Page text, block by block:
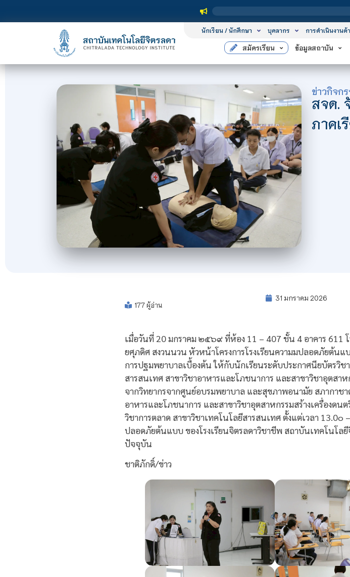
นักเรียน / นักศึกษา บุคลากร การดำเนินงาน
สมัครเรียน ข้อมูลสถาบัน
ข่าวกิจก
สจด.
ภาคเ
177 ผู้อ่าน
31 มกราคม 2026
เมื่อวันที่ 20 มกราคม ๒๕๖๙ ที่ห้อง 11 – 407 ชั้น 4 อาคาร 611
ยศุภดิศ สงวนนวน หัวหน้าโครงการโรงเรียนความมปลอดภัยต้น
การปฐมพยาบาลเบื้องต้น ให้กับนักเรียนระดับประกาศนียบัตรวิ
สารสนเทศ สาขาวิชาอาหารและโภชนาการ และสาขาวิชาอุตสา
จากวิทยากรจากศูนย์อบรมพยาบาล และสุขภาพอนามัย สภากาช
อาหารและโภชนาการ และสาขาวิชาอุตสาหกรรมสร้างเครื่องด
วิชาการตลาด สาขาวิชาเทคโนโลยีสารสนเทศ ตั้งแต่เวลา 13.0
ปลอดภัยต้นแบบ ของโรงเรียนจิตรลดาวิชาชีพ สถาบันเทคโนโล
ปัจจุบัน
ชาติภักดิ์/ข่าว